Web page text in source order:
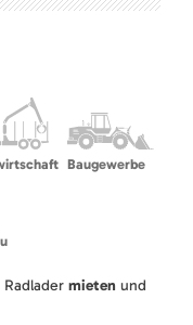
Baugewerbe
mieten und